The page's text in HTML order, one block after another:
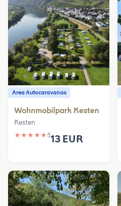
Area Autocaravanas
Wohnmobilpark Kesten
Kesten
★ ★ ★ ★ ★513 EUR